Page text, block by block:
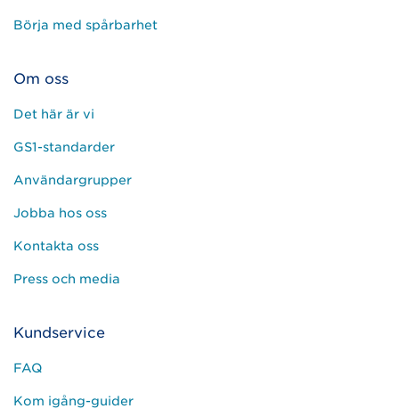
Börja med spårbarhet
Om oss
Det här är vi
GS1-standarder
Användargrupper
Jobba hos oss
Kontakta oss
Press och media
Kundservice
FAQ
Kom igång-guider